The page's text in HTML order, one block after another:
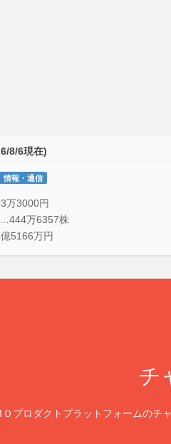
8/6現在)
情報・通信
万3000円
万6357株
5166万円
チ
Ｏプロダクトプラットフォームのチ